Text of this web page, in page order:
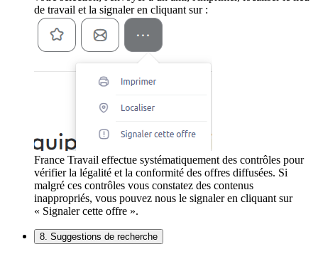
de travail et la signaler en cliquant sur :
France Travail effectue systématiquement des contrôles pour
vérifier la légalité et la conformité des offres diffusées. Si
malgré ces contrôles vous constatez des contenus
inappropriés, vous pouvez nous le signaler en cliquant sur
« Signaler cette offre ».
8. Suggestions de recherche